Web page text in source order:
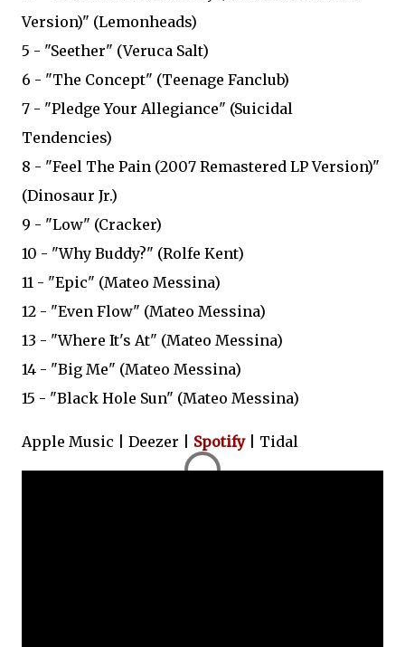
Version)" (Lemonheads)
5 - "Seether" (Veruca Salt)
6 - "The Concept" (Teenage Fanclub)
7 - "Pledge Your Allegiance" (Suicidal
Tendencies)
8 - "Feel The Pain (2007 Remastered LP Version)"
(Dinosaur Jr.)
9 - "Low" (Cracker)
10 - "Why Buddy?" (Rolfe Kent)
11 - "Epic" (Mateo Messina)
12 - "Even Flow" (Mateo Messina)
13 - "Where It's At" (Mateo Messina)
14 - "Big Me" (Mateo Messina)
15 - "Black Hole Sun" (Mateo Messina)
Apple Music | Deezer | Spotify| Tidal